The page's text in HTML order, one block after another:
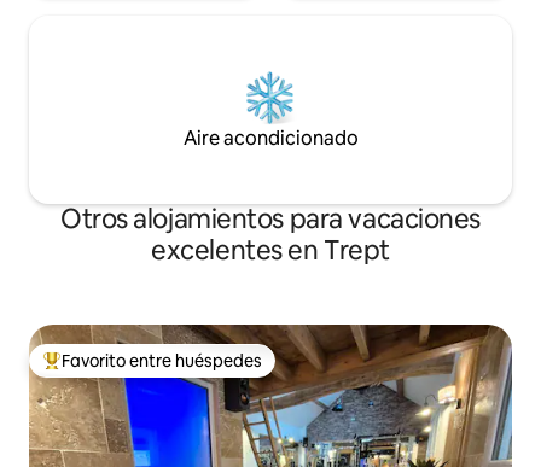
Aire acondicionado
Otros alojamientos para vacaciones
excelentes en Trept
Favorito entre huéspedes preferido
Favorito entre huéspedes